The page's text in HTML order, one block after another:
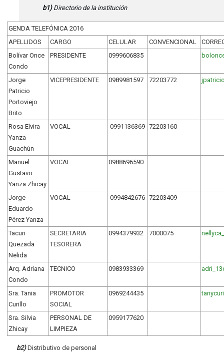
b1) Directorio de la institución
GENDA TELEFÓNICA 2016
APELLIDOS
CARGO CELULAR CONVENCIONAL
Bolívar Once
Condo
PRESIDENTE 0999606835
Jorge
Patricio
Portoviejo
Brito
VICEPRESIDENTE 0989981597 72203772
Rosa Elvira
Yanza
Guachún
VOCAL 0991136369 72203160
Manuel
Gustavo
Yanza Zhicay
VOCAL 0988696590
Jorge
Eduardo
Pérez Yanza
VOCAL 0994842676 72203409
Tacuri
Quezada
Nelida
SECRETARIA
TESORERA
0994379932 7000075
Arq. Adriana
Condo
TECNICO 0983933369
Sra. Tania
Curillo
PROMOTOR
SOCIAL
0969244435
Sra. Silvia
Zhicay
PERSONAL DE
LIMPIEZA
0959177620
b2)Distributivo de personal